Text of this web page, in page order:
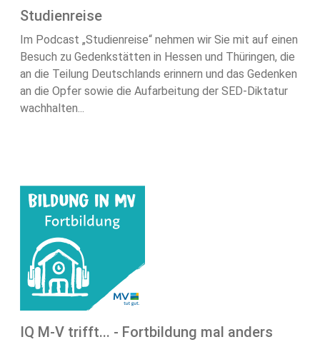
Studienreise
Im Podcast „Studienreise“ nehmen wir Sie mit auf einen
Besuch zu Gedenkstätten in Hessen und Thüringen, die
an die Teilung Deutschlands erinnern und das Gedenken
an die Opfer sowie die Aufarbeitung der SED-Diktatur
wachhalten...
IQ M-V trifft... - Fortbildung mal anders